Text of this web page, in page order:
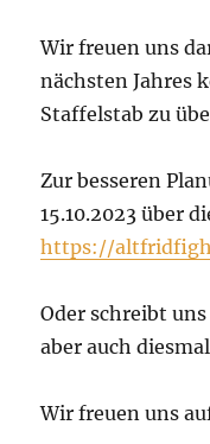
Wir freuen uns
nächsten Jahres
Staffelstab zu
Zur besseren
15.10.2023 über
https://
Oder schreibt
aber auch
Wir freuen uns